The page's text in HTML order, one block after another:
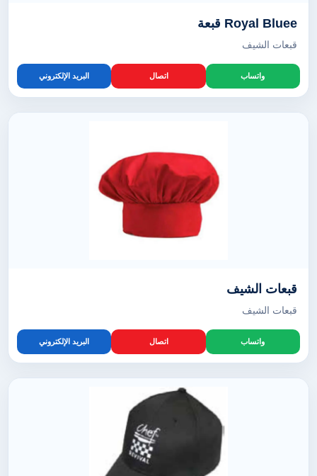
Royal Bluee قبعة
قبعات الشيف
واتساب اتصال البريد الإلكتروني
قبعات الشيف
قبعات الشيف
واتساب اتصال البريد الإلكتروني